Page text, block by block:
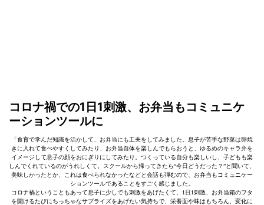
コロナ禍での1日1刺激、お弁当もコミュニケ
ーションツールに
「食育で学んだ知識を活かして、お弁当にも工夫をしてみました。息子が苦手な野菜は卵焼
きに入れて食べやすくしてみたり、お弁当自体を楽しんでもらおうと、ゆるめのキャラ弁を
イメージして息子の顔をおにぎりにしてみたり。つくっている自分も楽しいし、子どもも楽
しんでくれているのがうれしくて。スクールから帰ってきたら“今日どうだった？”と聞いて、
美味しかったとか、これは食べられなかったなどと会話も弾むので、お弁当もコミュニケー
ションツールであることをすごく感じました。
コロナ禍ということもあって息子に少しでも刺激をあげたくて、1日1刺激、お弁当箱のフタ
を開けるたびにちっちゃなサプライズをあげたい気持ちで、栄養面や味はもちろん、変化に